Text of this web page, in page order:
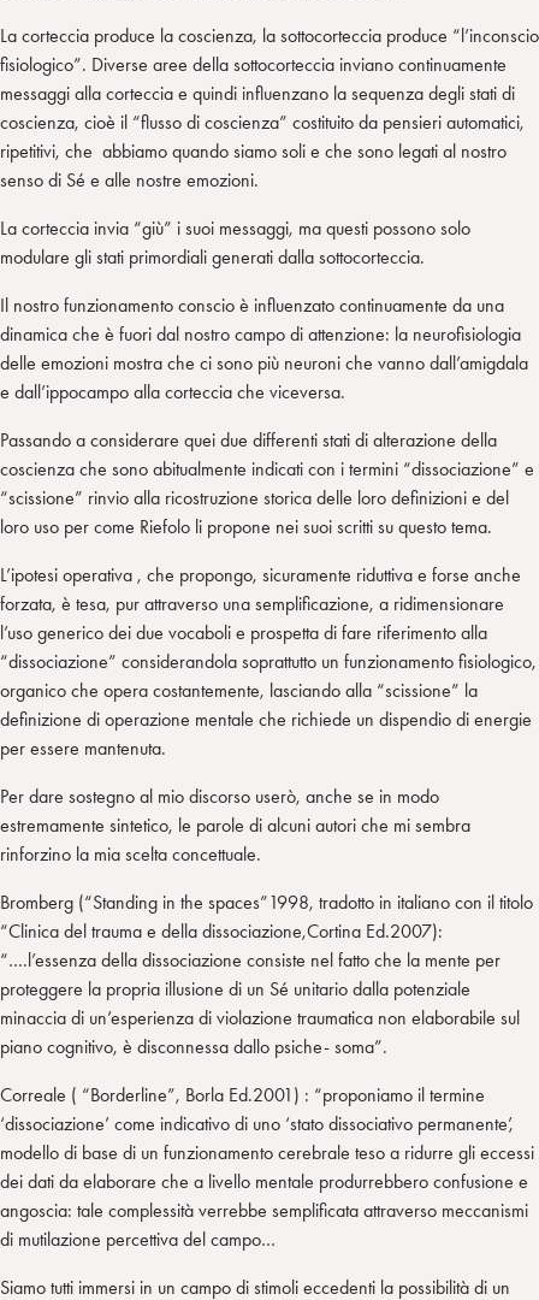
La corteccia produce la coscienza, la sottocorteccia produce “l’inconscio
fisiologico”. Diverse aree della sottocorteccia inviano continuamente
messaggi alla corteccia e quindi influenzano la sequenza degli stati di
coscienza, cioè il “flusso di coscienza” costituito da pensieri automatici,
ripetitivi, che abbiamo quando siamo soli e che sono legati al nostro
senso di Sé e alle nostre emozioni.
La corteccia invia “giù” i suoi messaggi, ma questi possono solo
modulare gli stati primordiali generati dalla sottocorteccia.
Il nostro funzionamento conscio è influenzato continuamente da una
dinamica che è fuori dal nostro campo di attenzione: la neurofisiologia
delle emozioni mostra che ci sono più neuroni che vanno dall’amigdala
e dall’ippocampo alla corteccia che viceversa.
Passando a considerare quei due differenti stati di alterazione della
coscienza che sono abitualmente indicati con i termini “dissociazione” e
“scissione” rinvio alla ricostruzione storica delle loro definizioni e del
loro uso per come Riefolo li propone nei suoi scritti su questo tema.
L’ipotesi operativa , che propongo, sicuramente riduttiva e forse anche
forzata, è tesa, pur attraverso una semplificazione, a ridimensionare
l’uso generico dei due vocaboli e prospetta di fare riferimento alla
“dissociazione” considerandola soprattutto un funzionamento fisiologico,
organico che opera costantemente, lasciando alla “scissione” la
definizione di operazione mentale che richiede un dispendio di energie
per essere mantenuta.
Per dare sostegno al mio discorso userò, anche se in modo
estremamente sintetico, le parole di alcuni autori che mi sembra
rinforzino la mia scelta concettuale.
Bromberg (“Standing in the spaces”1998, tradotto in italiano con il titolo
“Clinica del trauma e della dissociazione,Cortina Ed.2007):
“….l’essenza della dissociazione consiste nel fatto che la mente per
proteggere la propria illusione di un Sé unitario dalla potenziale
minaccia di un’esperienza di violazione traumatica non elaborabile sul
piano cognitivo, è disconnessa dallo psiche- soma”.
Correale ( “Borderline”, Borla Ed.2001) : “proponiamo il termine
‘dissociazione’ come indicativo di uno ‘stato dissociativo permanente’,
modello di base di un funzionamento cerebrale teso a ridurre gli eccessi
dei dati da elaborare che a livello mentale produrrebbero confusione e
angoscia: tale complessità verrebbe semplificata attraverso meccanismi
di mutilazione percettiva del campo…
Siamo tutti immersi in un campo di stimoli eccedenti la possibilità di un